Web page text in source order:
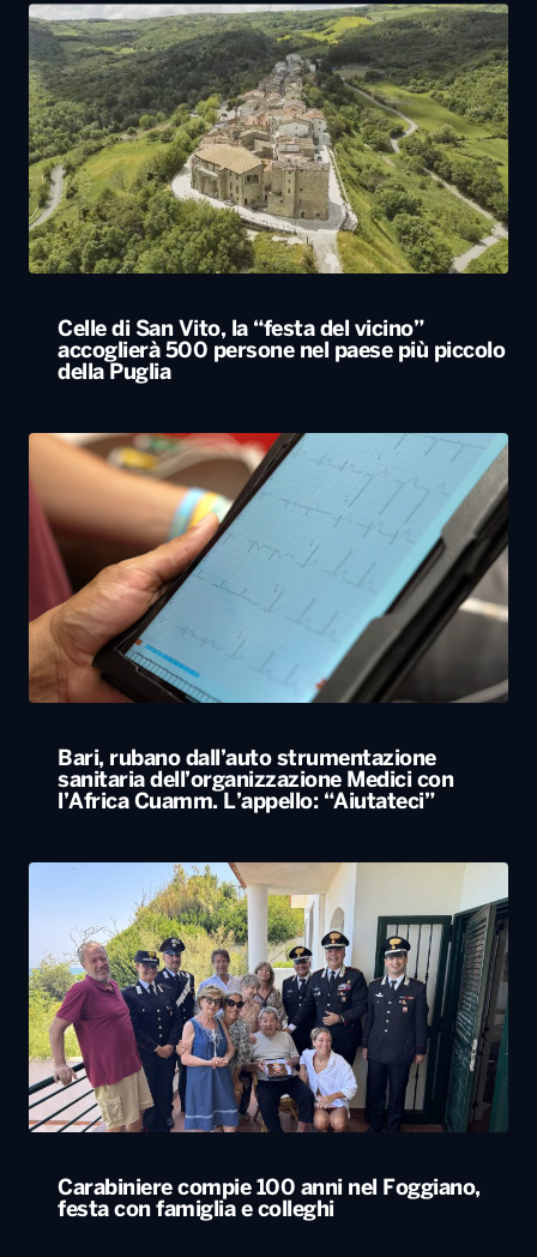
Celle di San Vito, la “festa del vicino”
accoglierà 500 persone nel paese più piccolo
della Puglia
Bari, rubano dall’auto strumentazione
sanitaria dell’organizzazione Medici con
l’Africa Cuamm. L’appello: “Aiutateci”
Carabiniere compie 100 anni nel Foggiano,
festa con famiglia e colleghi